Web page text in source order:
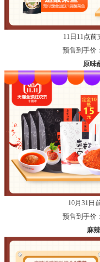
11日11点
预售到手价：
原味
10月31日
预售到手价：
麻